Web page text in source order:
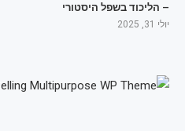
– הליכוד בשפל היסטורי
יולי 31, 2025